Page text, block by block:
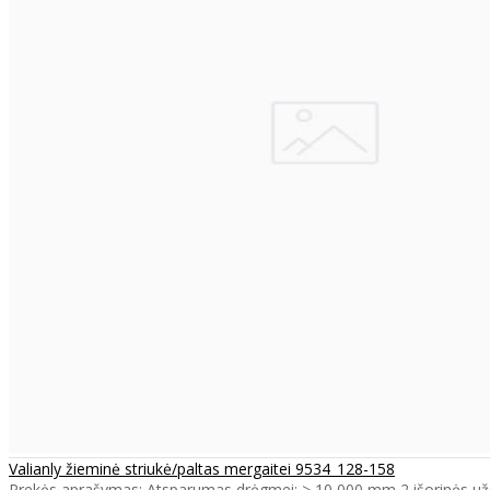
Valianly žieminė striukė/paltas mergaitei 9534_128-158